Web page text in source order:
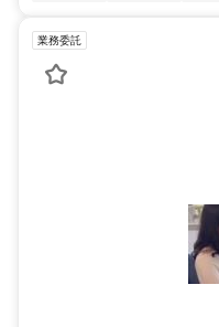
業務委託